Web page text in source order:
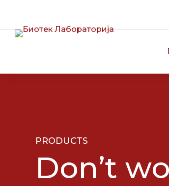
CALL
PRODUCTS
Don’t